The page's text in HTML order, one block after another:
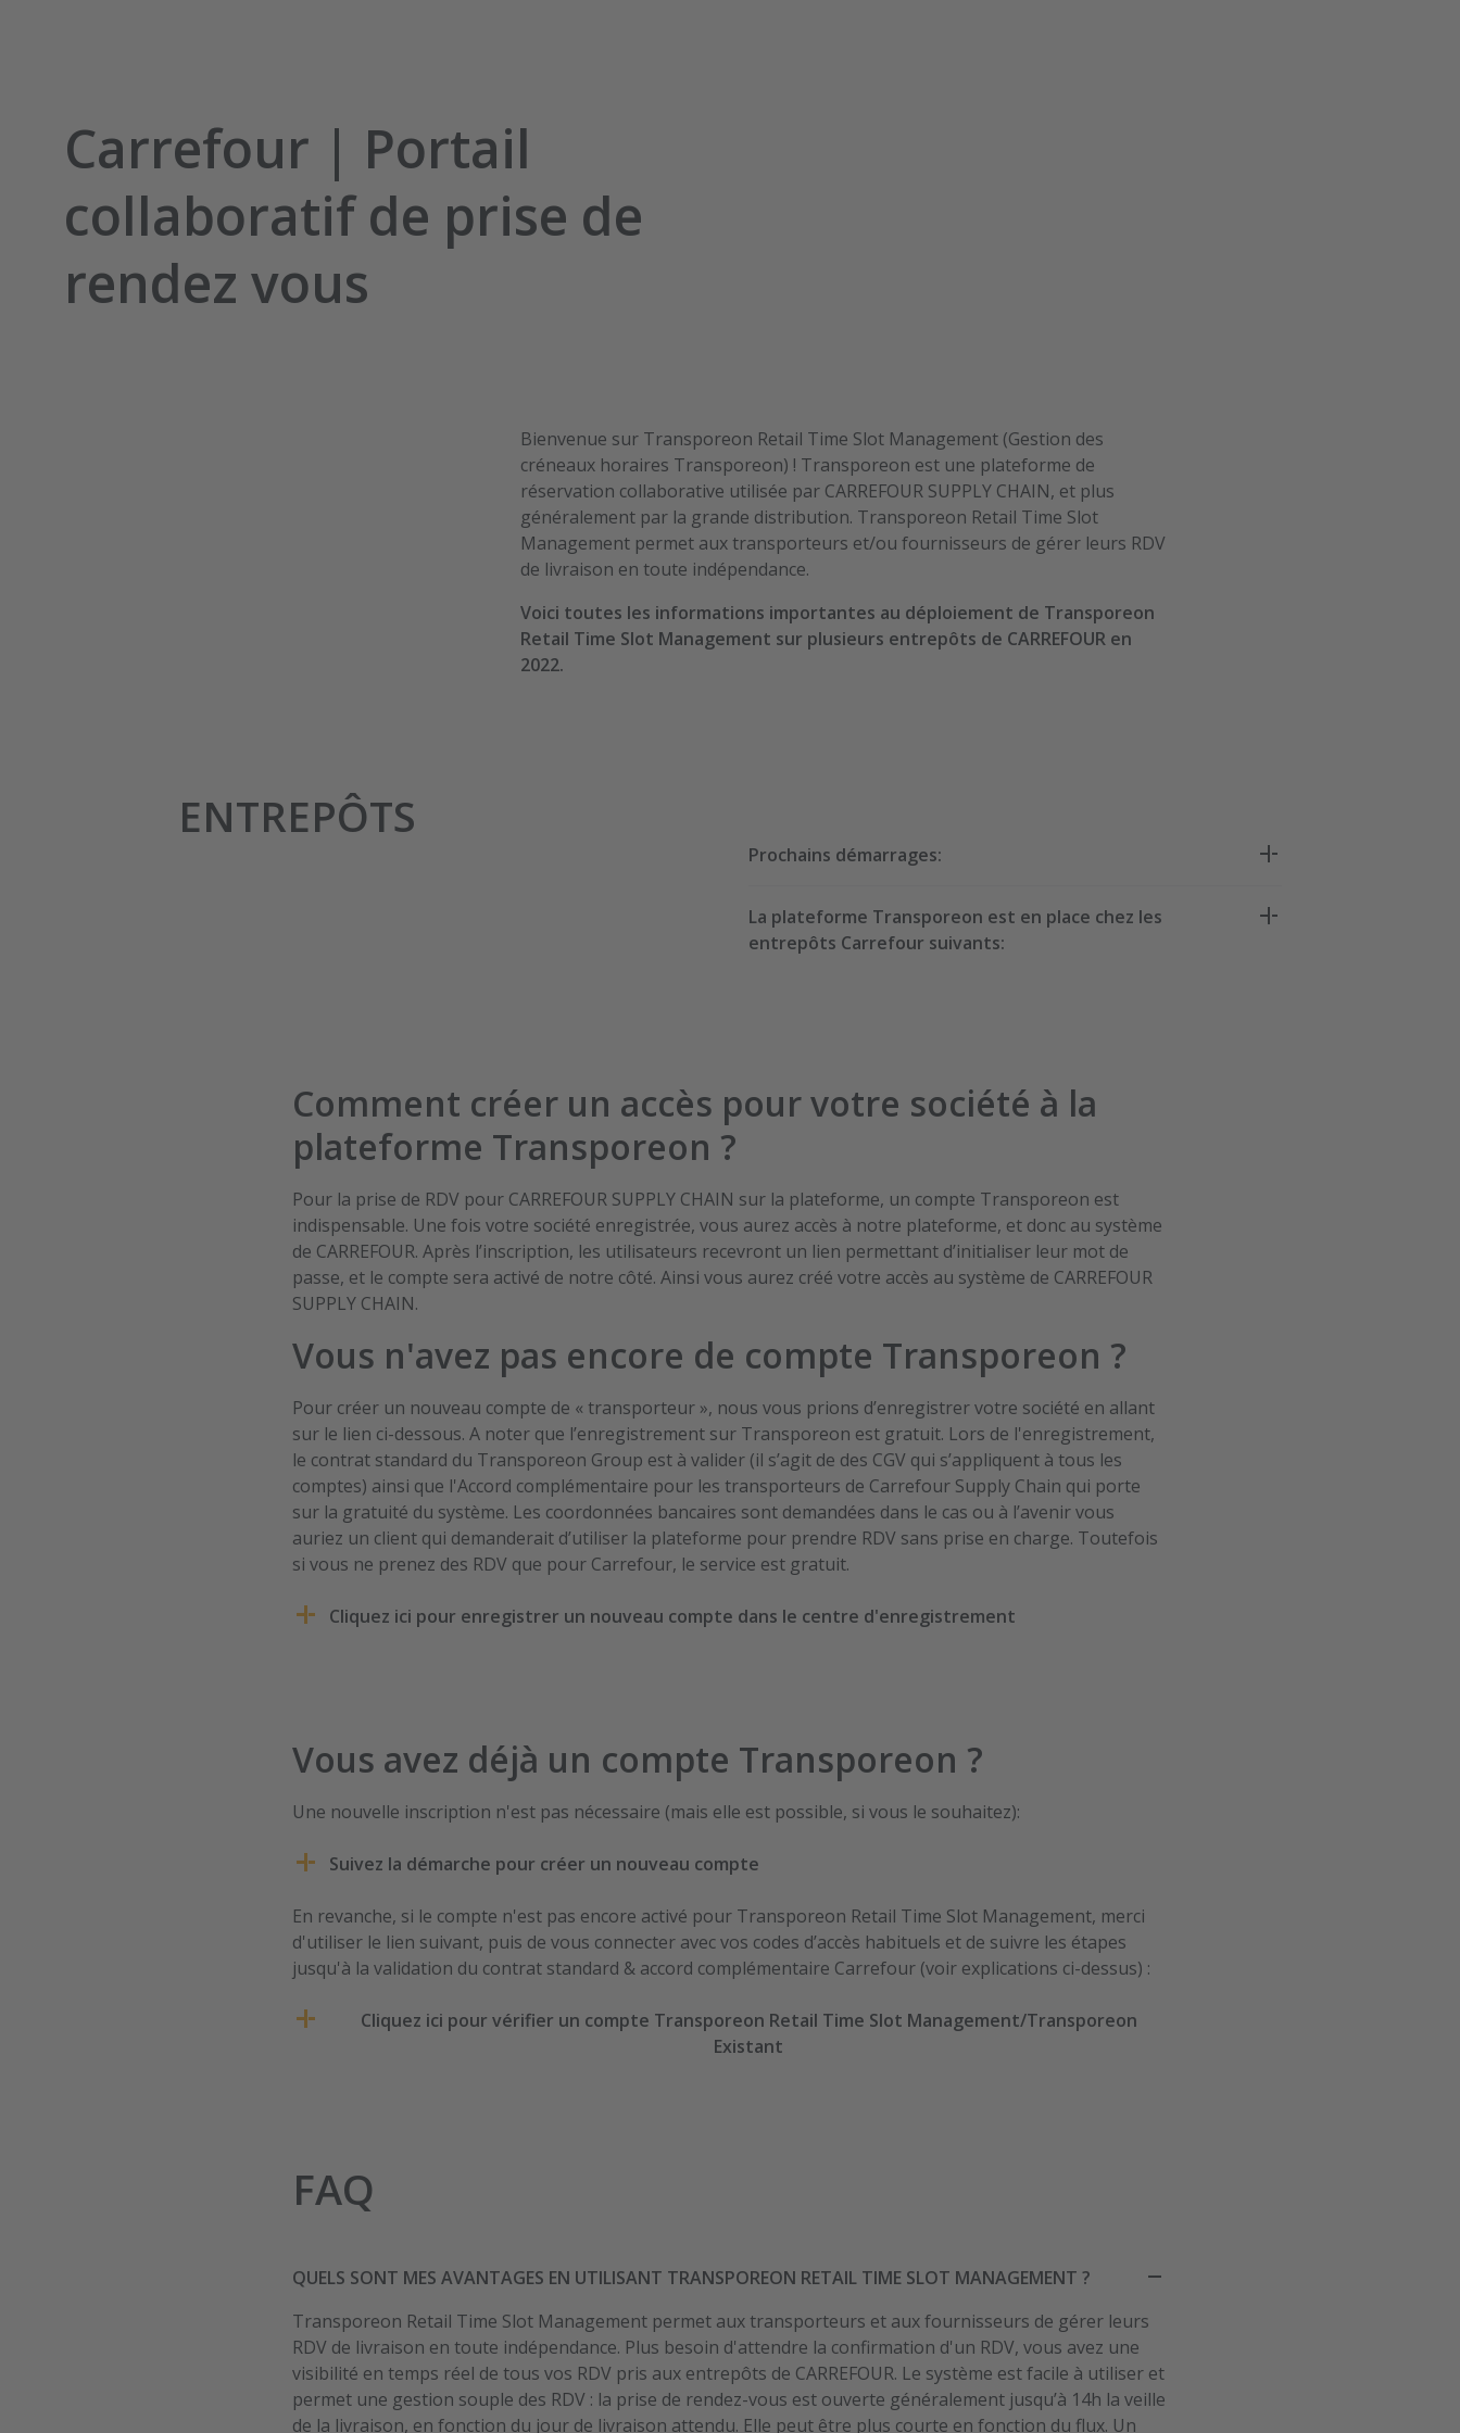
Carrefour | Portail
collaboratif de prise de
rendez vous
Bienvenue sur Transporeon Retail Time Slot Management (Gestion des
créneaux horaires Transporeon) ! Transporeon est une plateforme de
réservation collaborative utilisée par CARREFOUR SUPPLY CHAIN, et plus
généralement par la grande distribution. Transporeon Retail Time Slot
Management permet aux transporteurs et/ou fournisseurs de gérer leurs RDV
de livraison en toute indépendance.
Voici toutes les informations importantes au déploiement de Transporeon
Retail Time Slot Management sur plusieurs entrepôts de CARREFOUR en
2022.
ENTREPÔTS
Prochains démarrages:
PRISE DE RDV / BOOKING START: 22-09-2021
La plateforme Transporeon est en place chez les
entrepôts Carrefour suivants:
Bagé
Carpiquet
Cestas
Cholet
Colomiers
Grans
Labenne
Laudun
Le Rheu
Les Arcs
Loire-Rhon
Luneville
Montsoult-IDF
Presles
Salon
Savigny
Thuit Hébert
Comment créer un accès pour votre société à la
plateforme Transporeon ?
Pour la prise de RDV pour CARREFOUR SUPPLY CHAIN sur la plateforme, un compte Transporeon est
indispensable. Une fois votre société enregistrée, vous aurez accès à notre plateforme, et donc au système
de CARREFOUR. Après l’inscription, les utilisateurs recevront un lien permettant d’initialiser leur mot de
passe, et le compte sera activé de notre côté. Ainsi vous aurez créé votre accès au système de CARREFOUR
SUPPLY CHAIN.
Vous n'avez pas encore de compte Transporeon ?
Pour créer un nouveau compte de « transporteur », nous vous prions d’enregistrer votre société en allant
sur le lien ci-dessous. A noter que l’enregistrement sur Transporeon est gratuit. Lors de l'enregistrement,
le contrat standard du Transporeon Group est à valider (il s’agit de des CGV qui s’appliquent à tous les
comptes) ainsi que l'Accord complémentaire pour les transporteurs de Carrefour Supply Chain qui porte
sur la gratuité du système. Les coordonnées bancaires sont demandées dans le cas ou à l’avenir vous
auriez un client qui demanderait d’utiliser la plateforme pour prendre RDV sans prise en charge. Toutefois
si vous ne prenez des RDV que pour Carrefour, le service est gratuit.
Cliquez ici pour enregistrer un nouveau compte dans le centre d'enregistrement
Vous avez déjà un compte Transporeon ?
Une nouvelle inscription n'est pas nécessaire (mais elle est possible, si vous le souhaitez):
Suivez la démarche pour créer un nouveau compte
En revanche, si le compte n'est pas encore activé pour Transporeon Retail Time Slot Management, merci
d'utiliser le lien suivant, puis de vous connecter avec vos codes d’accès habituels et de suivre les étapes
jusqu'à la validation du contrat standard & accord complémentaire Carrefour (voir explications ci-dessus) :
Cliquez ici pour vérifier un compte Transporeon Retail Time Slot Management/Transporeon
Existant
FAQ
QUELS SONT MES AVANTAGES EN UTILISANT TRANSPOREON RETAIL TIME SLOT MANAGEMENT ?
Transporeon Retail Time Slot Management permet aux transporteurs et aux fournisseurs de gérer leurs
RDV de livraison en toute indépendance. Plus besoin d'attendre la confirmation d'un RDV, vous avez une
visibilité en temps réel de tous vos RDV pris aux entrepôts de CARREFOUR. Le système est facile à utiliser et
permet une gestion souple des RDV : la prise de rendez-vous est ouverte généralement jusqu’à 14h la veille
de la livraison, en fonction du jour de livraison attendu. Elle peut être plus courte en fonction du flux. Un